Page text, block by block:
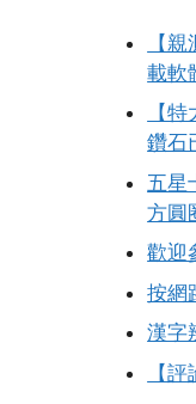
【
載軟
【
鑽石
五星
方圓
歡迎
按網
漢字
【